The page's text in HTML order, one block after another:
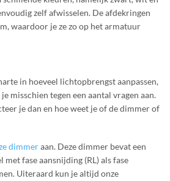
zelf afwisselen. De afdekringen
waardoor je ze zo op het armatuur
in hoeveel lichtopbrengst aanpassen,
misschien tegen een aantal vragen aan.
je dan en hoe weet je of de dimmer of
dimmeraan. Deze dimmer bevat een
fase aansnijding (RL) als fase
Uiteraard kun je altijd onze